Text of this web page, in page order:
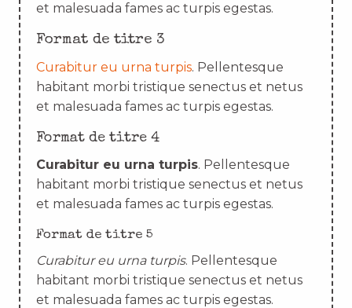
et malesuada fames ac turpis egestas.
Format de titre 3
Curabitur eu urna turpis. Pellentesque
habitant morbi tristique senectus et netus
et malesuada fames ac turpis egestas.
Format de titre 4
Curabitur eu urna turpis. Pellentesque
habitant morbi tristique senectus et netus
et malesuada fames ac turpis egestas.
Format de titre 5
Curabitur eu urna turpis. Pellentesque
habitant morbi tristique senectus et netus
et malesuada fames ac turpis egestas.